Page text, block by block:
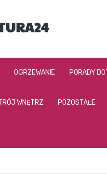
OGRZEWANIE PORADY
WNĘTRZ POZOSTAŁE